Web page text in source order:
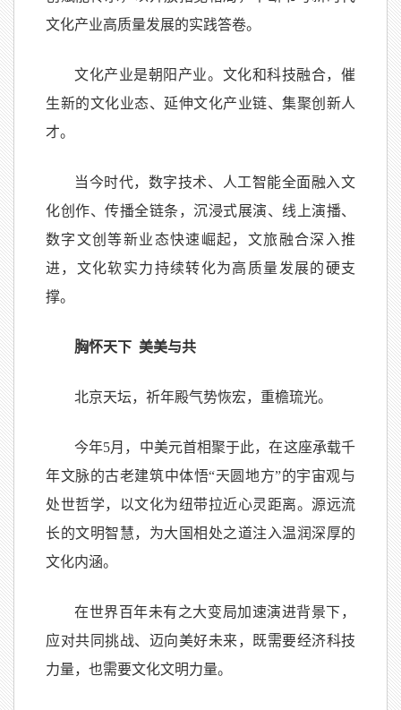
文化产业高质量发展的实践答卷。
文化产业是朝阳产业。文化和科技融合，催
生新的文化业态、延伸文化产业链、集聚创新人
才。
当今时代，数字技术、人工智能全面融入文
化创作、传播全链条，沉浸式展演、线上演播、
数字文创等新业态快速崛起，文旅融合深入推
进，文化软实力持续转化为高质量发展的硬支
撑。
胸怀天下 美美与共
北京天坛，祈年殿气势恢宏，重檐琉光。
今年5月，中美元首相聚于此，在这座承载千
年文脉的古老建筑中体悟“天圆地方”的宇宙观与
处世哲学，以文化为纽带拉近心灵距离。源远流
长的文明智慧，为大国相处之道注入温润深厚的
文化内涵。
在世界百年未有之大变局加速演进背景下，
应对共同挑战、迈向美好未来，既需要经济科技
力量，也需要文化文明力量。